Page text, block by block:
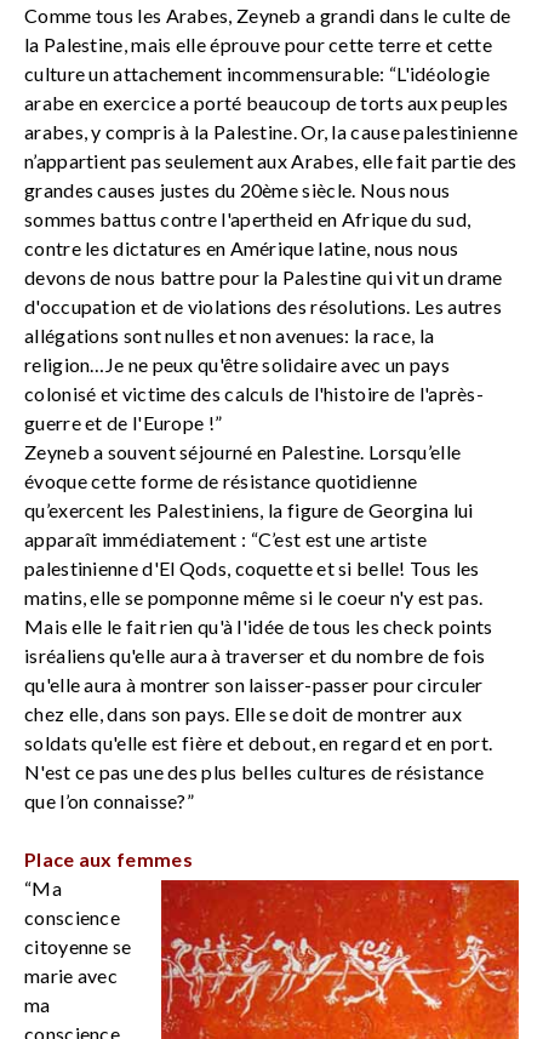
Comme tous les Arabes, Zeyneb a grandi dans le culte de
la Palestine, mais elle éprouve pour cette terre et cette
culture un attachement incommensurable: “L'idéologie
arabe en exercice a porté beaucoup de torts aux peuples
arabes, y compris à la Palestine. Or, la cause palestinienne
n’appartient pas seulement aux Arabes, elle fait partie des
grandes causes justes du 20ème siècle. Nous nous
sommes battus contre l'apertheid en Afrique du sud,
contre les dictatures en Amérique latine, nous nous
devons de nous battre pour la Palestine qui vit un drame
d'occupation et de violations des résolutions. Les autres
allégations sont nulles et non avenues: la race, la
religion…Je ne peux qu'être solidaire avec un pays
colonisé et victime des calculs de l'histoire de l'après-
guerre et de l'Europe !”
Zeyneb a souvent séjourné en Palestine. Lorsqu’elle
évoque cette forme de résistance quotidienne
qu’exercent les Palestiniens, la figure de Georgina lui
apparaît immédiatement : “C’est est une artiste
palestinienne d'El Qods, coquette et si belle! Tous les
matins, elle se pomponne même si le coeur n'y est pas.
Mais elle le fait rien qu'à l'idée de tous les check points
isréaliens qu'elle aura à traverser et du nombre de fois
qu'elle aura à montrer son laisser-passer pour circuler
chez elle, dans son pays. Elle se doit de montrer aux
soldats qu'elle est fière et debout, en regard et en port.
N'est ce pas une des plus belles cultures de résistance
que l’on connaisse?”
Place aux femmes
“Ma
conscience
citoyenne se
marie avec
ma
conscience